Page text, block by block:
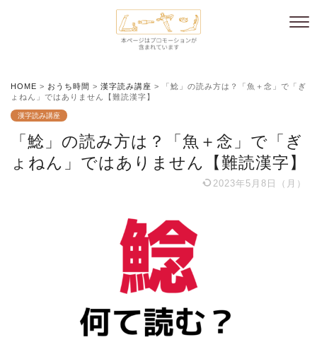
HOME > おうち時間 > 漢字読み講座 >
「鯰」の読み方は？「魚＋念」で「ぎ
ょねん」ではありません【難読漢字】
漢字読み講座
「鯰」の読み方は？「魚＋念」で「ぎ
ょねん」ではありません【難読漢字】
2023年5月8日（月）